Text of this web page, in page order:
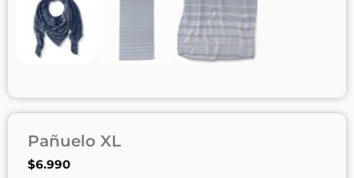
Pañuelo XL
$6.990